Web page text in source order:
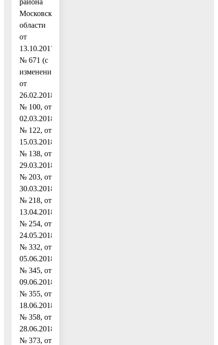
Московской
области
от
13.10.2017
№ 671 (с
изменениями
от
26.02.2018
№ 100, от
02.03.2018
№ 122, от
15.03.2018
№ 138, от
29.03.2018
№ 203, от
30.03.2018
№ 218, от
13.04.2018
№ 254, от
24.05.2018
№ 332, от
05.06.2018
№ 345, от
09.06.2018
№ 355, от
18.06.2018
№ 358, от
28.06.2018
№ 373, от